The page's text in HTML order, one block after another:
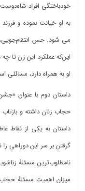
خودباختگی افراد شاه
به او خیانت نموده و
می شود. حس انتقام
این‌که عملکرد این زن تا
او به همراه دارد،
داستان دوم با عنوان
حجاب زنان داشته و
داستان به یکی از نقاط
گرفتن بر سر این دوراهی
نامطلوب‌ترین مسئلۀ
میزان اهمیت مسئلۀ